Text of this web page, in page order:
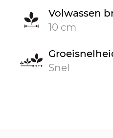
Volwassen
10 cm
Snel